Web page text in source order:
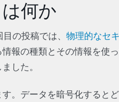
何か
の投稿では、 物理的なセ
報の種類とその情報を使
ました。
。データを暗号化すると